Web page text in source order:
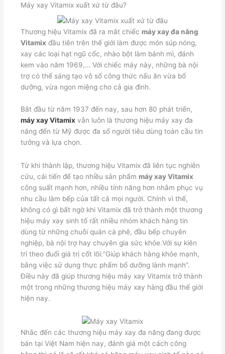
Máy xay Vitamix xuất xứ từ đâu?
Thương hiệu Vitamix đã ra mắt chiếc máy xay đa năng
Vitamix đầu tiên trên thế giới làm được món súp nóng,
xay các loại hạt ngũ cốc, nhào bột làm bánh mì, đánh
kem vào năm 1969,… Với chiếc máy này, những bà nội
trợ có thể sáng tạo vô số công thức nấu ăn vừa bổ
dưỡng, vừa ngon miệng cho cả gia đình.
Bắt đầu từ năm 1937 đến nay, sau hơn 80 phát triển,
máy xay Vitamix vẫn luôn là thương hiệu máy xay đa
năng đến từ Mỹ được đa số người tiêu dùng toàn cầu tin
tưởng và lựa chọn.
Từ khi thành lập, thương hiệu Vitamix đã liên tục nghiên
cứu, cải tiến để tạo nhiều sản phẩm máy xay Vitamix
công suất mạnh hơn, nhiều tính năng hơn nhằm phục vụ
nhu cầu làm bếp của tất cả mọi người. Chính vì thế,
không có gì bất ngờ khi Vitamix đã trở thành một thương
hiệu máy xay sinh tố rất nhiều nhóm khách hàng tin
dùng từ những chuỗi quán cà phê, đầu bếp chuyên
nghiệp, bà nội trợ hay chuyên gia sức khỏe.Với sự kiên
trì theo đuổi giá trị cốt lõi:”Giúp khách hàng khỏe mạnh,
bằng việc sử dụng thực phẩm bổ dưỡng lành mạnh”.
Điều này đã giúp thương hiệu máy xay Vitamix trở thành
một trong những thương hiệu máy xay hàng đầu thế giới
hiện nay.
Nhắc đến các thương hiệu máy xay đa năng đang được
bán tại Việt Nam hiện nay, đánh giá một cách công